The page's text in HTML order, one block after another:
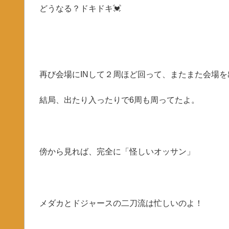
どうなる？ドキドキ💓
再び会場にINして２周ほど回って、またまた会場
結局、出たり入ったりで6周も周ってたよ。
傍から見れば、完全に「怪しいオッサン」
メダカとドジャースの二刀流は忙しいのよ！